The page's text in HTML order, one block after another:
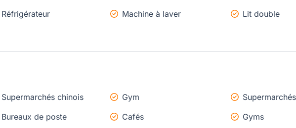
Réfrigérateur Machine à laver
Lit double
Supermarchés chinois Gym
Supermarchés
Bureaux de poste Cafés
Gyms